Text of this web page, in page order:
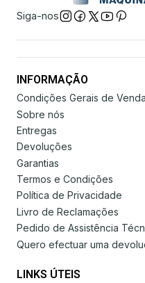
Siga-nos
INFORMAÇÃO
Condições Gerais de Venda
Sobre nós
Entregas
Devoluções
Garantias
Termos e Condições
Política de Privacidade
Livro de Reclamações
Pedido de Assistência
Quero efectuar uma
LINKS ÚTEIS